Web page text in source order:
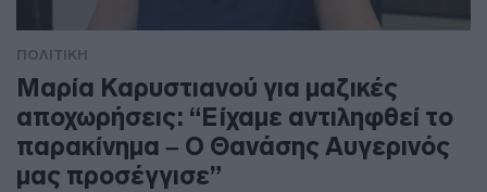
ΠΟΛΙΤΙΚΗ
Μαρία Καρυστιανού για μαζικές
αποχωρήσεις: “Είχαμε αντιληφθεί το
παρακίνημα – Ο Θανάσης Αυγερινός
μας προσέγγισε”